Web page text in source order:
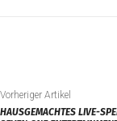
Vorheriger Artikel
HAUSGEMACHTES LIVE-